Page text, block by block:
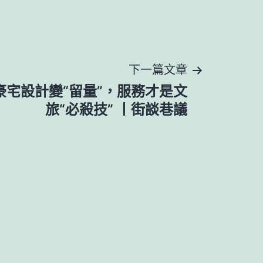
下一篇文章
設計變“留量”，服務才是文
旅“必殺技” 丨街談巷議